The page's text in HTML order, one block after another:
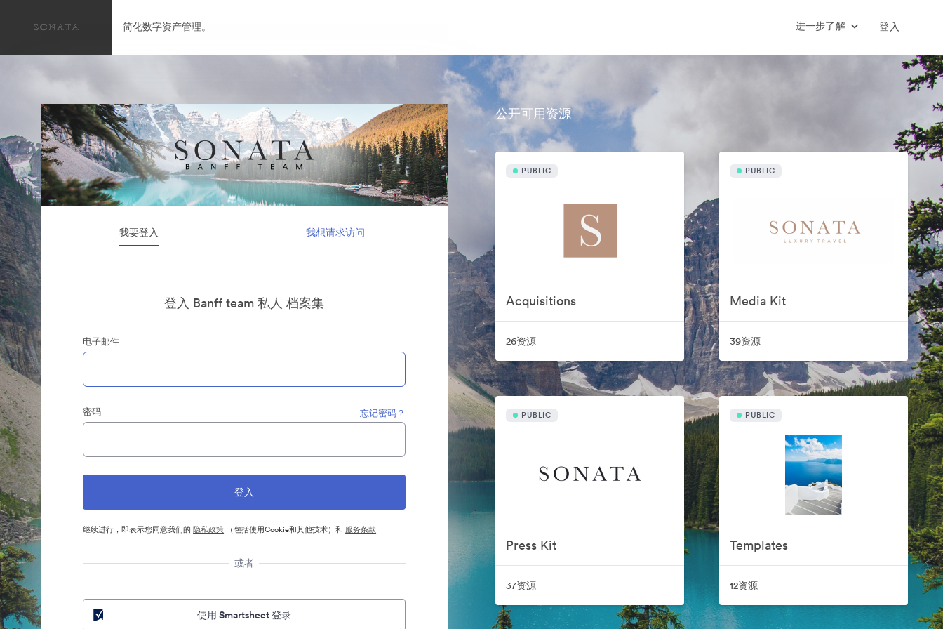
简化数字资产管理。 进一步了解 登入
我要登入 我想请求访问
登入 Banff team 私人 档案集
电子邮件
密码 忘记密码？
继续进行，即表示您同意我们的隐私政策 （包括使用Cookie和其他技术）和 服务条款
或者
使用 Smartsheet 登录
公开可用资源
PUBLIC
Acquisitions
26资源
PUBLIC
Media Kit
39资源
PUBLIC
Press Kit
37资源
PUBLIC
Templates
12资源